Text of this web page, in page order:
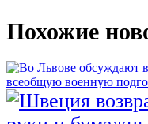
Похожие
всеобщую военную